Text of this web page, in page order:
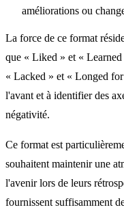
améliorations ou
La force de ce format
que « Liked » et «
« Lacked » et « Longed
l'avant et à identifier des
négativité.
Ce format est
souhaitent maintenir une
l'avenir lors de leurs
fournissent suffisamment